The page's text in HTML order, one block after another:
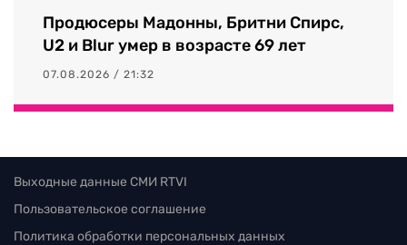
Продюсеры Мадонны, Бритни Спирс,
U2 и Blur умер в возрасте 69 лет
07.08.2026 / 21:32
Выходные данные СМИ RTVI
Пользовательское соглашение
Политика обработки персональных данных